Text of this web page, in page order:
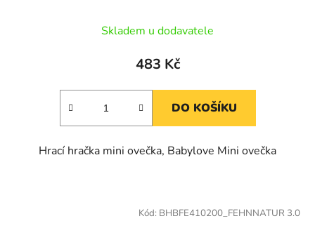
Skladem u dodavatele
483 Kč
DO KOŠÍKU
Hrací hračka mini ovečka, Babylove Mini ovečka
Kód: BHBFE410200_FEHNNATUR 3.0